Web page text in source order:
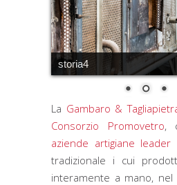
storia4
La Gambaro &
Consorzio Promovetro,
aziende artigiane leader
tradizionale i cui
interamente a mano,